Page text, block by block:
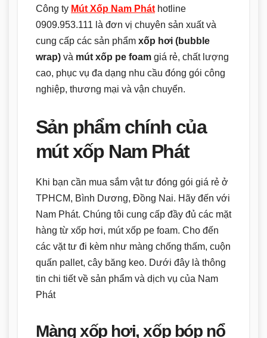
Công ty Mút Xốp Nam Phát hotline
0909.953.111 là đơn vị chuyên sản xuất và
cung cấp các sản phẩm xốp hơi (bubble
wrap) và mút xốp pe foam giá rẻ, chất lượng
cao, phục vụ đa dạng nhu cầu đóng gói công
nghiệp, thương mại và vận chuyển.
Sản phẩm chính của
mút xốp Nam Phát
Khi bạn cần mua sắm vật tư đóng gói giá rẻ ở
TPHCM, Bình Dương, Đồng Nai. Hãy đến với
Nam Phát. Chúng tôi cung cấp đầy đủ các mặt
hàng từ xốp hơi, mút xốp pe foam. Cho đến
các vặt tư đi kèm như màng chống thấm, cuộn
quấn pallet, cây băng keo. Dưới đây là thông
tin chi tiết về sản phẩm và dịch vụ của Nam
Phát
Màng xốp hơi, xốp bóp nổ